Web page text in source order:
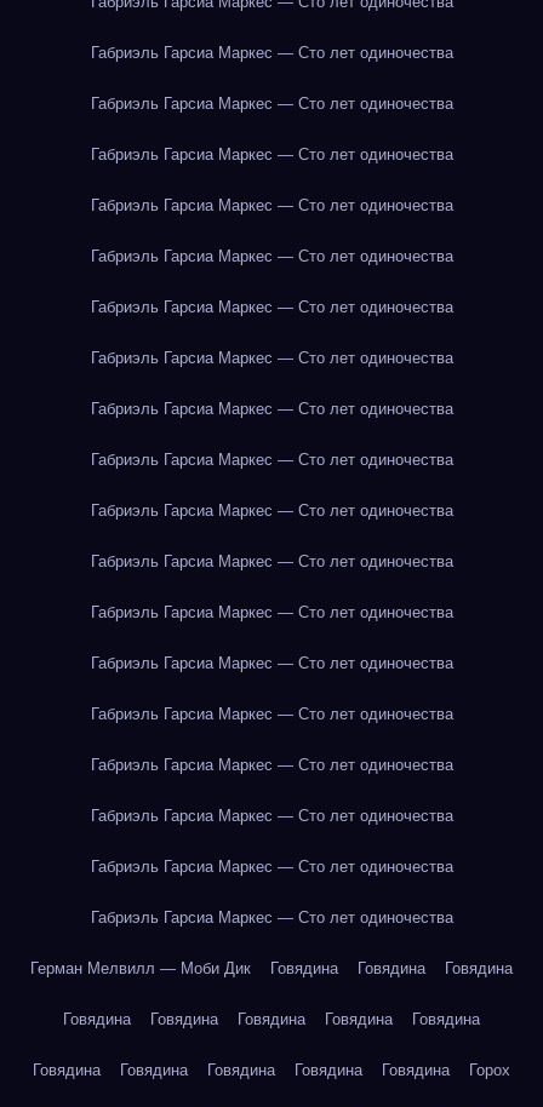
Габриэль Гарсиа Маркес — Сто лет одиночества
Габриэль Гарсиа Маркес — Сто лет одиночества
Габриэль Гарсиа Маркес — Сто лет одиночества
Габриэль Гарсиа Маркес — Сто лет одиночества
Габриэль Гарсиа Маркес — Сто лет одиночества
Габриэль Гарсиа Маркес — Сто лет одиночества
Габриэль Гарсиа Маркес — Сто лет одиночества
Габриэль Гарсиа Маркес — Сто лет одиночества
Габриэль Гарсиа Маркес — Сто лет одиночества
Габриэль Гарсиа Маркес — Сто лет одиночества
Габриэль Гарсиа Маркес — Сто лет одиночества
Габриэль Гарсиа Маркес — Сто лет одиночества
Габриэль Гарсиа Маркес — Сто лет одиночества
Габриэль Гарсиа Маркес — Сто лет одиночества
Габриэль Гарсиа Маркес — Сто лет одиночества
Габриэль Гарсиа Маркес — Сто лет одиночества
Габриэль Гарсиа Маркес — Сто лет одиночества
Габриэль Гарсиа Маркес — Сто лет одиночества
Герман Мелвилл — Моби Дик Говядина Говядина Говядина
Говядина Говядина Говядина Говядина Говядина
Говядина Говядина Говядина Говядина Говядина Горох